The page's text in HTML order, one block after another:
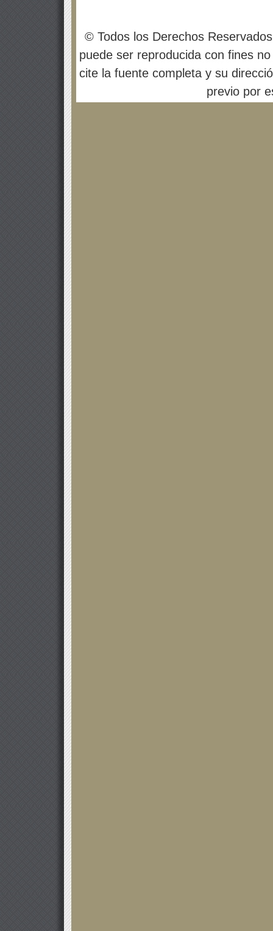
© Todos los Derechos
puede ser reproducida con fines
cite la fuente completa y su
previo por